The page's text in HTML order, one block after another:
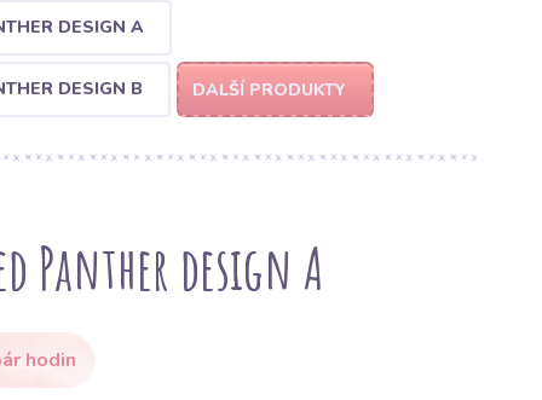
DESIGN A
DESIGN B DALŠÍ PRODUKTY
Panther design A
hodin